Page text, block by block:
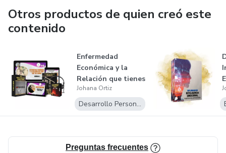
Otros productos de quien creó este
contenido
Enfermedad
Económica y la
Relación que tienes
con tus padres
Johana Ortiz
Desarrollo Personal
Preguntas frecuentes